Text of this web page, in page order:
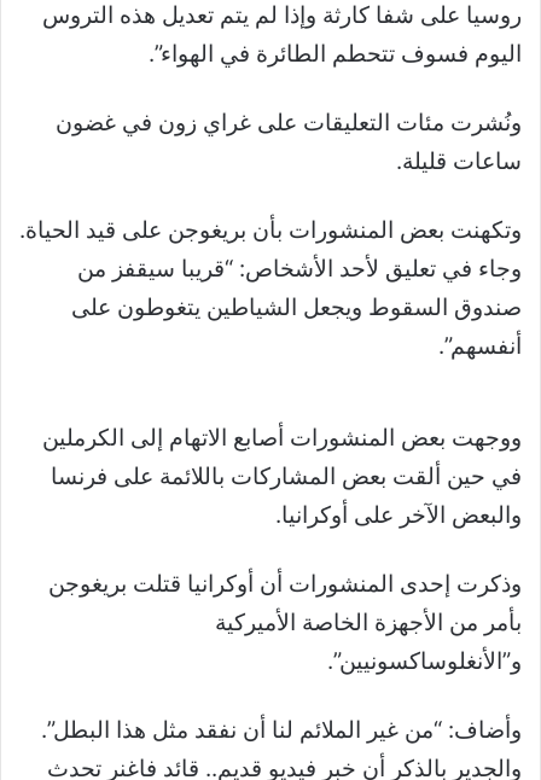
روسيا على شفا كارثة وإذا لم يتم تعديل هذه التروس
اليوم فسوف تتحطم الطائرة في الهواء”.
ونُشرت مئات التعليقات على غراي زون في غضون
ساعات قليلة.
وتكهنت بعض المنشورات بأن بريغوجن على قيد الحياة.
وجاء في تعليق لأحد الأشخاص: “قريبا سيقفز من
صندوق السقوط ويجعل الشياطين يتغوطون على
أنفسهم”.
ووجهت بعض المنشورات أصابع الاتهام إلى الكرملين
في حين ألقت بعض المشاركات باللائمة على فرنسا
والبعض الآخر على أوكرانيا.
وذكرت إحدى المنشورات أن أوكرانيا قتلت بريغوجن
بأمر من الأجهزة الخاصة الأميركية
و”الأنغلوساكسونيين”.
وأضاف: “من غير الملائم لنا أن نفقد مثل هذا البطل”.
والجدير بالذكر أن خبر فيديو قديم.. قائد فاغنر تحدث